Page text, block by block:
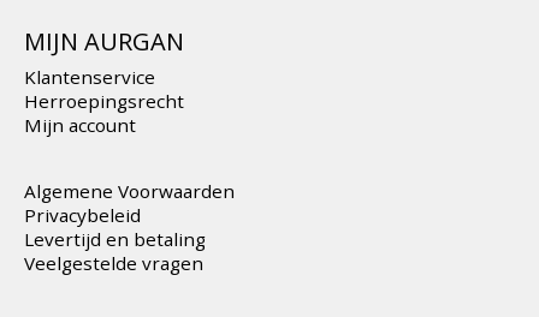
MIJN AURGAN
Klantenservice
Herroepingsrecht
Mijn account
Algemene Voorwaarden
Privacybeleid
Levertijd en betaling
Veelgestelde vragen